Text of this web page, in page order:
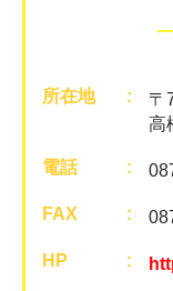
所在地
〒
高
電話
FAX
HP